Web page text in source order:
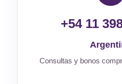
+54 11
Consultas y bonos